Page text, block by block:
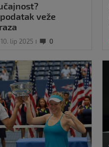
veže
10. lip 2025 0